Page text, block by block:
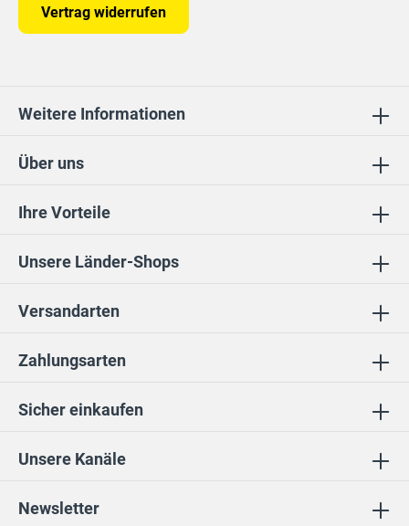
Unsere Kanäle
Ihre Vorteile
Unsere Länder-Shops
Sicher einkaufen
Über uns
Newsletter
Vertrag widerrufen
Weitere Informationen
Zahlungsarten
Versandarten